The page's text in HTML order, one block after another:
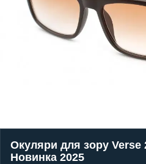
Окуляри для зору Verse
Новинка 2025